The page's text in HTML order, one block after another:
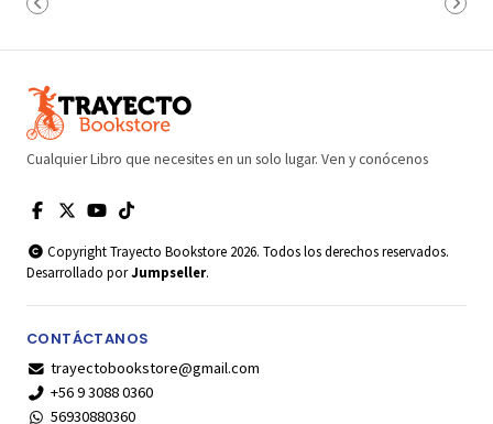
Cualquier Libro que necesites en un solo lugar. Ven y conócenos
Copyright Trayecto Bookstore 2026. Todos los derechos reservados.
Desarrollado porJumpseller.
CONTÁCTANOS
trayectobookstore@gmail.com
+56 9 3088 0360
56930880360